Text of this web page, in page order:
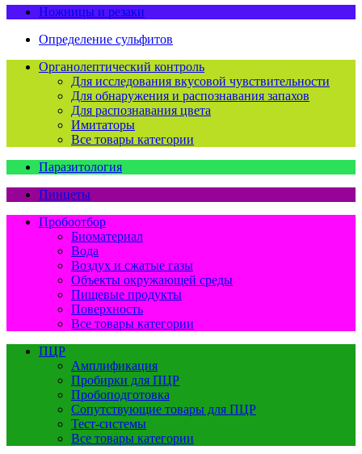
Ножницы и резаки
Определение сульфитов
Органолептический контроль
Для исследования вкусовой чувствительности
Для обнаружения и распознавания запахов
Для распознавания цвета
Имитаторы
Все товары категории
Паразитология
Пинцеты
Пробоотбор
Биоматериал
Вода
Воздух и сжатые газы
Объекты окружающей среды
Пищевые продукты
Поверхность
Все товары категории
ПЦР
Амплификация
Пробирки для ПЦР
Пробоподготовка
Сопутствующие товары для ПЦР
Тест-системы
Все товары категории